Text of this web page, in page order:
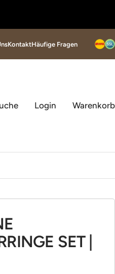
KontaktHäufige Fragen
Login Warenkorb
SET |